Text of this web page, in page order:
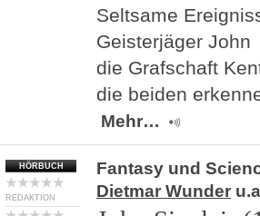
Seltsame
Geisterjäger
die Grafschaft
die beiden
Mehr…
HÖRBUCH
REDAKTION
Fantasy und
Dietmar Wunder